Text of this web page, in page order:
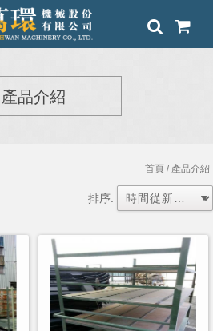
產品介紹
首頁/ 產品介紹
排序: